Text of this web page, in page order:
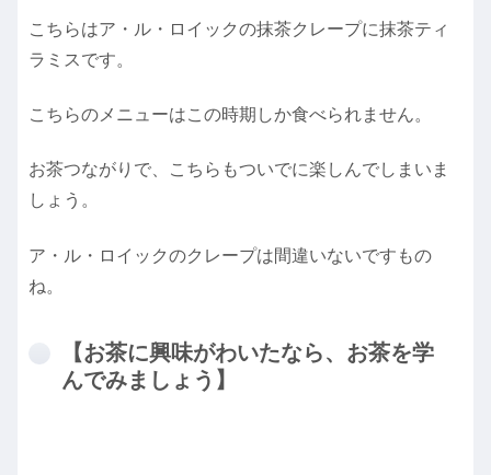
こちらはア・ル・ロイックの抹茶クレープに抹茶ティ
ラミスです。
こちらのメニューはこの時期しか食べられません。
お茶つながりで、こちらもついでに楽しんでしまいま
しょう。
ア・ル・ロイックのクレープは間違いないですもの
ね。
【お茶に興味がわいたなら、お茶を学
んでみましょう】